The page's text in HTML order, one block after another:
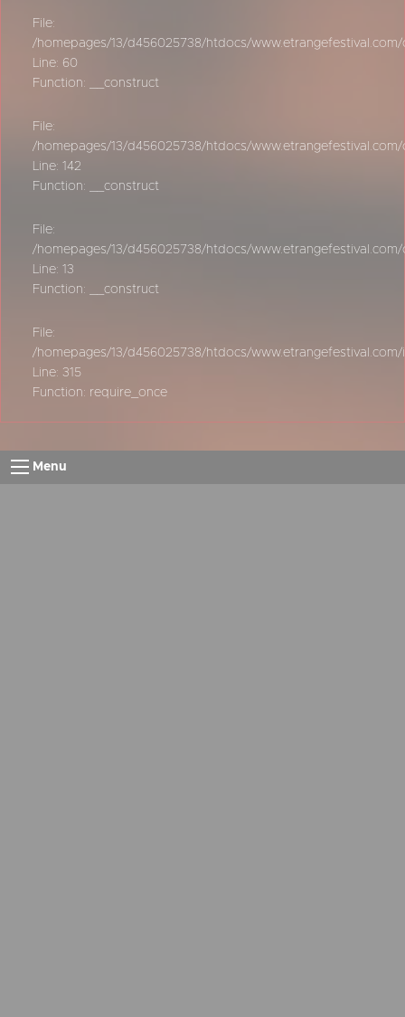
File:
/homepages/13/d456025738/htdocs/
Line: 60
Function: __construct
File:
/homepages/13/d456025738/htdocs/
Line: 142
Function: __construct
File:
/homepages/13/d456025738/htdocs/
Line: 13
Function: __construct
File:
/homepages/13/d456025738/htdocs/
Line: 315
Function: require_once
Menu